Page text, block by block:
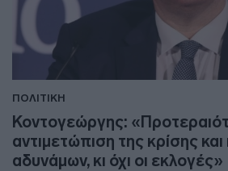
ΠΟΛΙΤΙΚΗ
Κοντογεώργης:
αντιμετώπιση της κρίσης
αδυνάμων, κι όχι οι εκλογές»